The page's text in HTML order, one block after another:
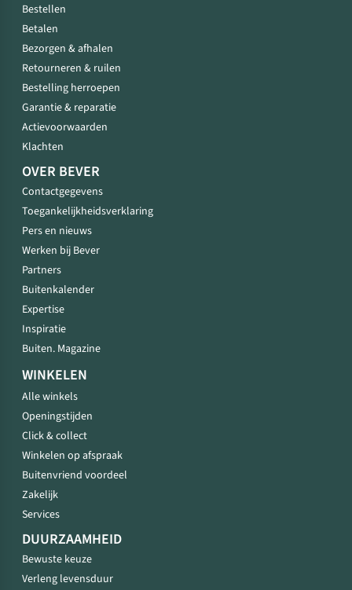
Bestellen
Betalen
Bezorgen & afhalen
Retourneren & ruilen
Bestelling herroepen
Garantie & reparatie
Actievoorwaarden
Klachten
OVER BEVER
Contactgegevens
Toegankelijkheidsverklaring
Pers en nieuws
Werken bij Bever
Partners
Buitenkalender
Expertise
Inspiratie
Buiten. Magazine
WINKELEN
Alle winkels
Openingstijden
Click & collect
Winkelen op afspraak
Buitenvriend voordeel
Zakelijk
Services
DUURZAAMHEID
Bewuste keuze
Verleng levensduur